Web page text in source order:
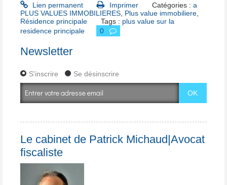
Lien permanent Imprimer Catégories : a
PLUS VALUES IMMOBILIERES Plus value immobiliere
Résidence principale
Tags : plus value sur la
residence principale
0
Newsletter
S'inscrire Se désinscrire
Le cabinet de Patrick Michaud|Avocat
fiscaliste